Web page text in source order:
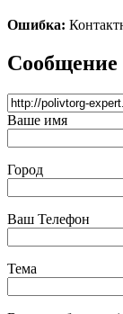
Ошибка:
Сообщение
Ваше имя
Город
Ваш Телефон
Тема